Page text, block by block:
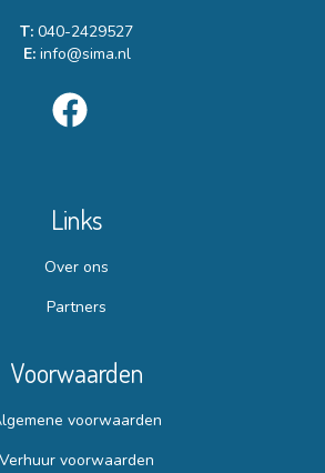
T: 040-2429527
E: info@sima.nl
Links
Over ons
Partners
Voorwaarden
voorwaarden
Verhuur voorwaarden